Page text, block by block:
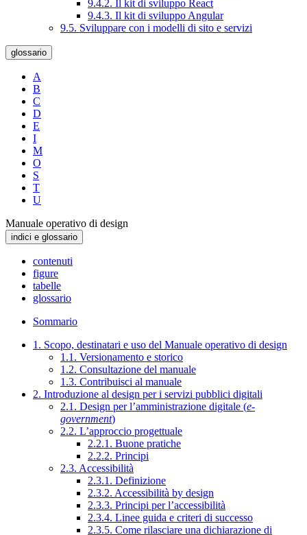
9.4.2. Il kit di sviluppo React
9.4.3. Il kit di sviluppo Angular
9.5. Sviluppare con i modelli di sito e servizi
glossario
A
B
C
D
E
I
M
O
S
T
U
Manuale operativo di design
indici e glossario
contenuti
figure
tabelle
glossario
Sommario
1. Scopo, destinatari e uso del Manuale operativo di design
1.1. Versionamento e storico
1.2. Consultazione del manuale
1.3. Contribuisci al manuale
2. Introduzione al design per i servizi pubblici digitali
2.1. Design per l’amministrazione digitale (e-
government)
2.2. L’approccio progettuale
2.2.1. Buone pratiche
2.2.2. Principi
2.3. Accessibilità
2.3.1. Definizione
2.3.2. Accessibilità by design
2.3.3. Principi per l’accessibilità
2.3.4. Linee guida e criteri di successo
2.3.5. Come rilasciare una dichiarazione di